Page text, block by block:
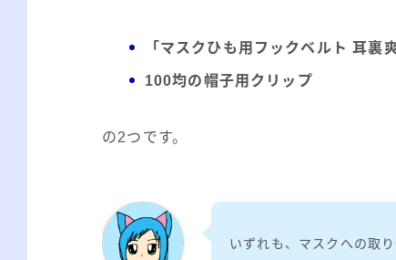
「マスクひも用フックベルト 耳裏
100均の帽子用クリップ
の2つです。
いずれも、マスクへの取